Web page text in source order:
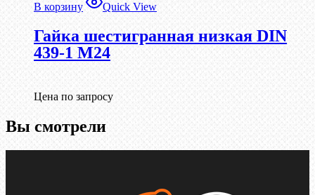
В корзину Quick View
Гайка шестигранная низкая DIN
439-1 М24
Цена по запросу
Вы смотрели